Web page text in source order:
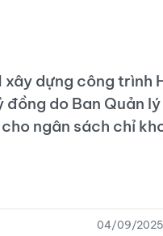
dựng công trình
do Ban Quản lý
ngân sách chỉ
04/09/